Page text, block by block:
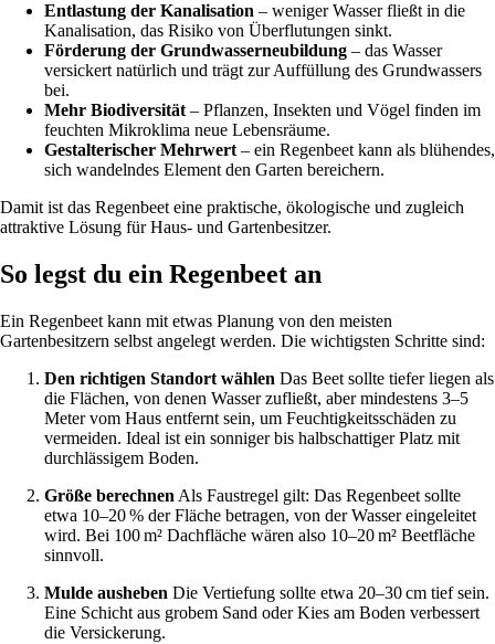
Entlastung der Kanalisation – weniger Wasser fließt in die
Kanalisation, das Risiko von Überflutungen sinkt.
Förderung der Grundwasserneubildung – das Wasser
versickert natürlich und trägt zur Auffüllung des Grundwassers
bei.
Mehr Biodiversität– Pflanzen, Insekten und Vögel finden im
feuchten Mikroklima neue Lebensräume.
Gestalterischer Mehrwert– ein Regenbeet kann als blühendes,
sich wandelndes Element den Garten bereichern.
Damit ist das Regenbeet eine praktische, ökologische und zugleich
attraktive Lösung für Haus- und Gartenbesitzer.
So legst du ein Regenbeet an
Ein Regenbeet kann mit etwas Planung von den meisten
Gartenbesitzern selbst angelegt werden. Die wichtigsten Schritte sind:
Den richtigen Standort wählen Das Beet sollte tiefer liegen als
die Flächen, von denen Wasser zufließt, aber mindestens 3–5
Meter vom Haus entfernt sein, um Feuchtigkeitsschäden zu
vermeiden. Ideal ist ein sonniger bis halbschattiger Platz mit
durchlässigem Boden.
Größe berechnen Als Faustregel gilt: Das Regenbeet sollte
etwa 10–20 % der Fläche betragen, von der Wasser eingeleitet
wird. Bei 100 m² Dachfläche wären also 10–20 m² Beetfläche
sinnvoll.
Mulde ausheben Die Vertiefung sollte etwa 20–30 cm tief sein.
Eine Schicht aus grobem Sand oder Kies am Boden verbessert
die Versickerung.